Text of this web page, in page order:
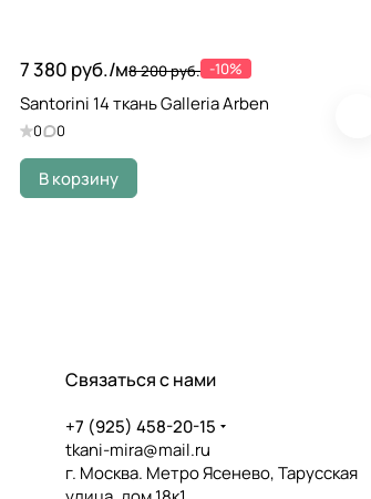
7 380 руб./м8 200 руб. -10%
Santorini 14 ткань Galleria Arben
0 0
В корзину
Связаться с нами
+7 (925) 458-20-15
tkani-mira@mail.ru
г. Москва. Метро Ясенево, Тарусская